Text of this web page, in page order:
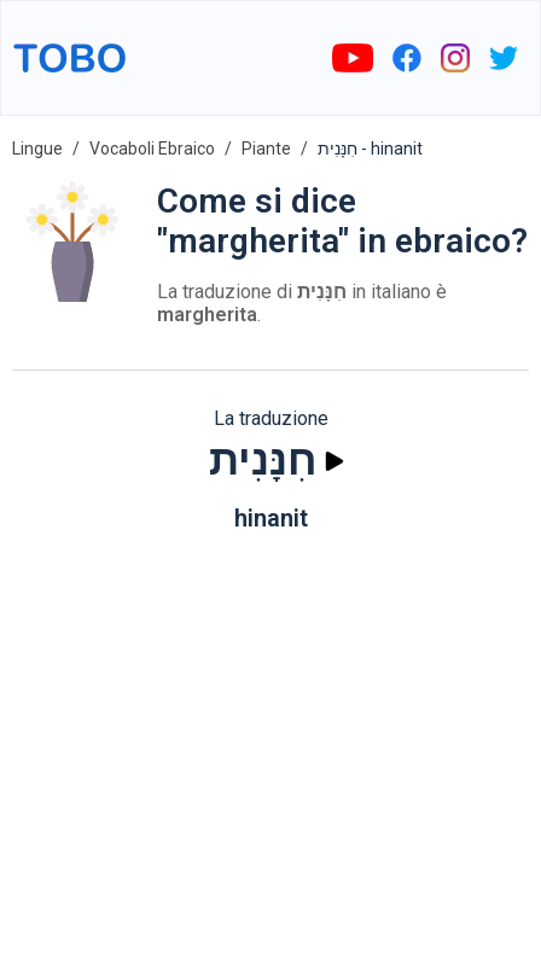
Lingue Vocaboli Ebraico Piante חִנָּנִית - hinanit
Come si dice
"margherita" in ebraico?
La traduzione di חִנָּנִית in italiano è
margherita.
La traduzione
חִנָּנִית
hinanit